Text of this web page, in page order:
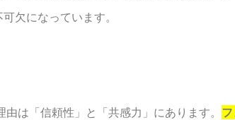
欠になっています。
は「信頼性」と「共感力」にあります。